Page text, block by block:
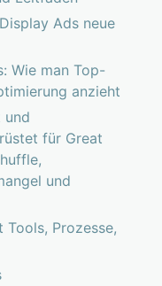
Ads neue
Wie man Top-
anzieht
und
für Great
und
Prozesse,